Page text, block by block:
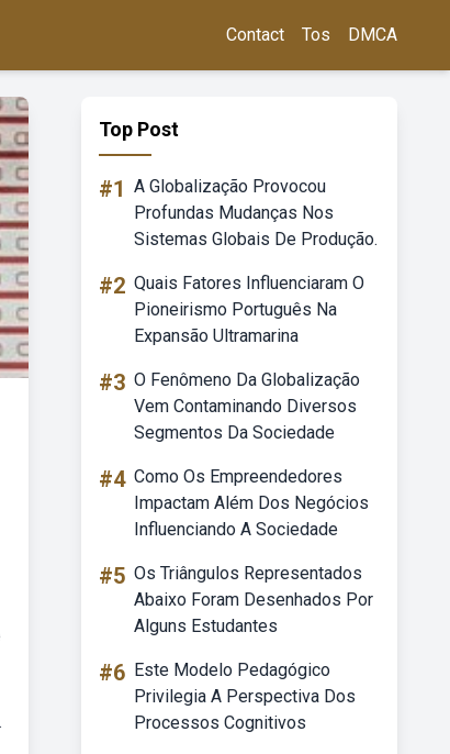
Contact Tos DMCA
Top Post
#1 A Globalização Provocou
Profundas Mudanças Nos
Sistemas Globais De Produção.
#2 Quais Fatores Influenciaram O
Pioneirismo Português Na
Expansão Ultramarina
#3 O Fenômeno Da Globalização
Vem Contaminando Diversos
Segmentos Da Sociedade
#4 Como Os Empreendedores
Impactam Além Dos Negócios
Influenciando A Sociedade
#5 Os Triângulos Representados
Abaixo Foram Desenhados Por
Alguns Estudantes
#6 Este Modelo Pedagógico
Privilegia A Perspectiva Dos
Processos Cognitivos